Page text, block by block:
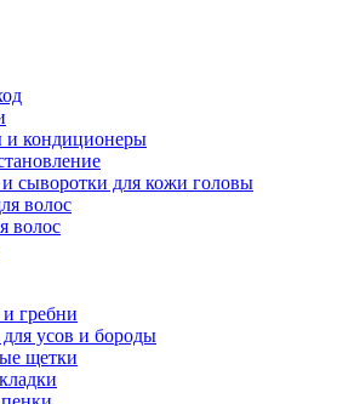
и кондиционеры
сыворотки для кожи головы
волос
волос
и гребни
для усов и бороды
щетки